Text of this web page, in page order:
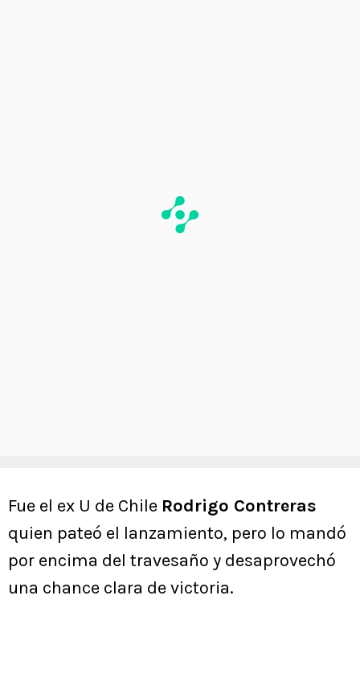
Fue el ex U de Chile Rodrigo Contreras
quien pateó el lanzamiento, pero lo mandó
por encima del travesaño y desaprovechó
una chance clara de victoria.